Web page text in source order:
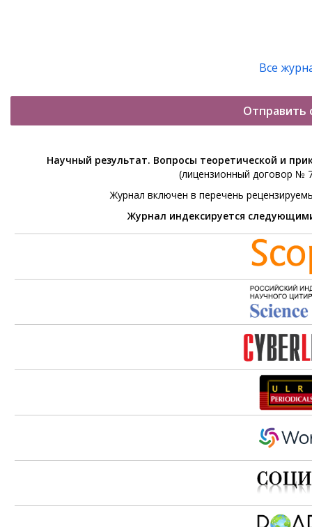
Все
Отправить
Научный результат. Вопросы теоретической и
(лицензионный договор №
Журнал включен в перечень
Журнал индексируется